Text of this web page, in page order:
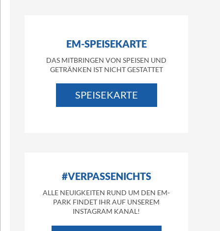
EM-SPEISEKARTE
DAS MITBRINGEN VON SPEISEN UND
GETRÄNKEN IST NICHT GESTATTET
SPEISEKARTE
#VERPASSENICHTS
ALLE NEUIGKEITEN RUND UM DEN EM-
PARK FINDET IHR AUF UNSEREM
INSTAGRAM KANAL!